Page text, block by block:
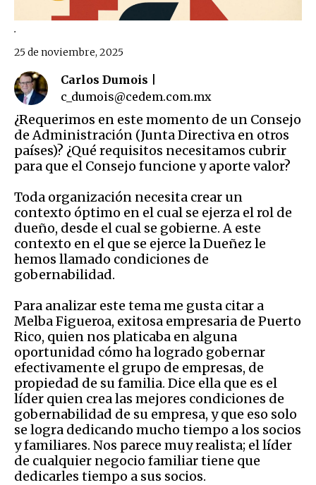
.
Carlos Dumois |
c_dumois@cedem.com.mx
25 de noviembre, 2025
¿Requerimos en este momento de un Consejo
de Administración (Junta Directiva en otros
países)? ¿Qué requisitos necesitamos cubrir
para que el Consejo funcione y aporte valor?
Toda organización necesita crear un
contexto óptimo en el cual se ejerza el rol de
dueño, desde el cual se gobierne. A este
contexto en el que se ejerce la Dueñez le
hemos llamado condiciones de
gobernabilidad.
Para analizar este tema me gusta citar a
Melba Figueroa, exitosa empresaria de Puerto
Rico, quien nos platicaba en alguna
oportunidad cómo ha logrado gobernar
efectivamente el grupo de empresas, de
propiedad de su familia. Dice ella que es el
líder quien crea las mejores condiciones de
gobernabilidad de su empresa, y que eso solo
se logra dedicando mucho tiempo a los socios
y familiares. Nos parece muy realista; el líder
de cualquier negocio familiar tiene que
dedicarles tiempo a sus socios.